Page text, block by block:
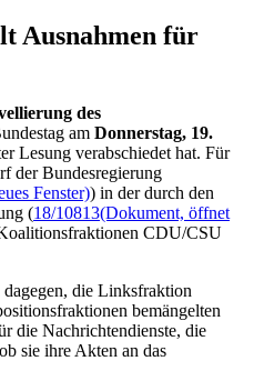
Ausnahmen für
des
am Donnerstag, 19.
Lesung verabschiedet hat. Für
der Bundesregierung
Fenster)) in der durch den
(18/10813(Dokument, öffnet
CDU/CSU
die Linksfraktion
bemängelten
die Nachrichtendienste, die
sie ihre Akten an das